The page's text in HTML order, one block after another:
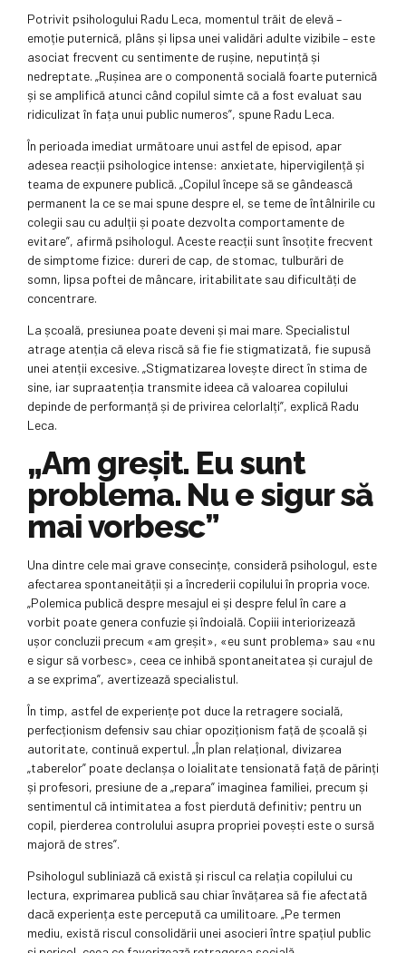
Potrivit psihologului Radu Leca, momentul trăit de elevă –
emoție puternică, plâns și lipsa unei validări adulte vizibile – este
asociat frecvent cu sentimente de rușine, neputință și
nedreptate. „Rușinea are o componentă socială foarte puternică
și se amplifică atunci când copilul simte că a fost evaluat sau
ridiculizat în fața unui public numeros”, spune Radu Leca.
În perioada imediat următoare unui astfel de episod, apar
adesea reacții psihologice intense: anxietate, hipervigilență și
teama de expunere publică. „Copilul începe să se gândească
permanent la ce se mai spune despre el, se teme de întâlnirile cu
colegii sau cu adulții și poate dezvolta comportamente de
evitare”, afirmă psihologul. Aceste reacții sunt însoțite frecvent
de simptome fizice: dureri de cap, de stomac, tulburări de
somn, lipsa poftei de mâncare, iritabilitate sau dificultăți de
concentrare.
La școală, presiunea poate deveni și mai mare. Specialistul
atrage atenția că eleva riscă să fie fie stigmatizată, fie supusă
unei atenții excesive. „Stigmatizarea lovește direct în stima de
sine, iar supraatenția transmite ideea că valoarea copilului
depinde de performanță și de privirea celorlalți”, explică Radu
Leca.
„Am greșit. Eu sunt
problema. Nu e sigur să
mai vorbesc”
Una dintre cele mai grave consecințe, consideră psihologul, este
afectarea spontaneității și a încrederii copilului în propria voce.
„Polemica publică despre mesajul ei și despre felul în care a
vorbit poate genera confuzie și îndoială. Copiii interiorizează
ușor concluzii precum «am greșit», «eu sunt problema» sau «nu
e sigur să vorbesc», ceea ce inhibă spontaneitatea și curajul de
a se exprima”, avertizează specialistul.
În timp, astfel de experiențe pot duce la retragere socială,
perfecționism defensiv sau chiar opoziționism față de școală și
autoritate, continuă expertul. „În plan relațional, divizarea
„taberelor” poate declanșa o loialitate tensionată față de părinți
și profesori, presiune de a „repara” imaginea familiei, precum și
sentimentul că intimitatea a fost pierdută definitiv; pentru un
copil, pierderea controlului asupra propriei povești este o sursă
majoră de stres”.
Psihologul subliniază că există și riscul ca relația copilului cu
lectura, exprimarea publică sau chiar învățarea să fie afectată
dacă experiența este percepută ca umilitoare. „Pe termen
mediu, există riscul consolidării unei asocieri între spațiul public